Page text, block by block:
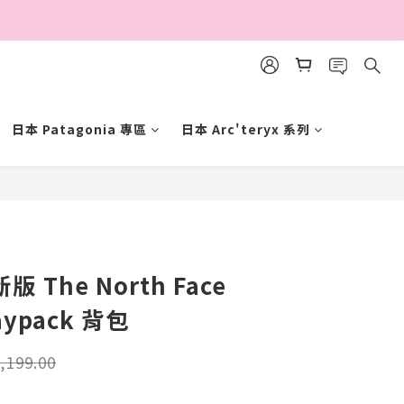
日本 Patagonia 專區 日本 Arc'teryx 系列
版 The North Face
背包